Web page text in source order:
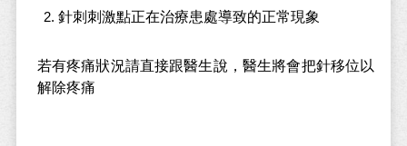
針刺刺激點正在治療患處導致的正常現象
若有疼痛狀況請直接跟醫生說，醫生將會把針移位以
解除疼痛